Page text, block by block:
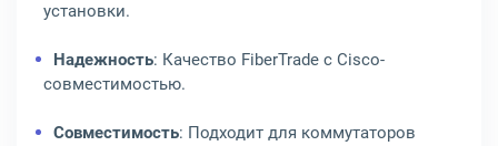
установки.
Надежность: Качество FiberTrade с Cisco-
совместимостью.
Совместимость: Подходит для коммутаторов